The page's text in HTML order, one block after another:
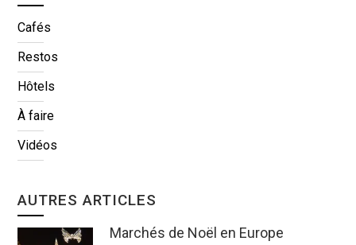
Cafés
Restos
Hôtels
À faire
Vidéos
AUTRES ARTICLES
Marchés de Noël en Europe